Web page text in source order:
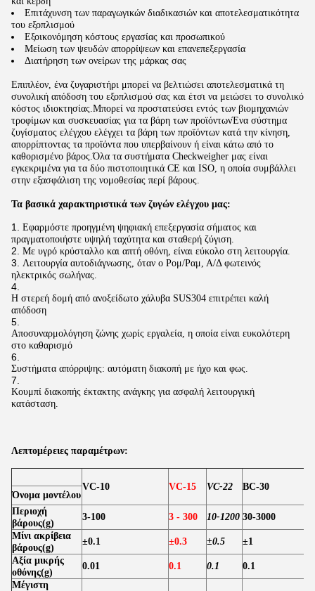
Επιτάχυνση των παραγωγικών διαδικασιών και αποτελεσματικότητα
του εξοπλισμού
Εξοικονόμηση κόστους εργασίας και προσωπικού
Μείωση των ψευδών απορρίψεων και επανεπεξεργασία
Διατήρηση των ονείρων της μάρκας σας
Επιπλέον, ένα ζυγαριστήρι μπορεί να βελτιώσει αποτελεσματικά τη
συνολική απόδοση του εξοπλισμού σας και έτσι να μειώσει το συνολικό
κόστος ιδιοκτησίας.Μπορεί να προστατεύσει εντός των βιομηχανιών
τροφίμων και συσκευασίας για τα βάρη των προϊόντωνΈνα σύστημα
ζυγίσματος ελέγχου ελέγχει τα βάρη των προϊόντων κατά την κίνηση,
απορρίπτοντας τα προϊόντα που υπερβαίνουν ή είναι κάτω από το
καθορισμένο βάρος.Όλα τα συστήματα Checkweigher μας είναι
εγκεκριμένα για τα δύο πιστοποιητικά CE και ISO, η οποία συμβάλλει
στην εξασφάλιση της νομοθεσίας περί βάρους.
Τα βασικά χαρακτηριστικά των ζυγών ελέγχου μας:
Εφαρμόστε προηγμένη ψηφιακή επεξεργασία σήματος και
πραγματοποιήστε υψηλή ταχύτητα και σταθερή ζύγιση.
Με υγρό κρύσταλλο και απτή οθόνη, είναι εύκολο στη λειτουργία.
Λειτουργία αυτοδιάγνωσης, όταν ο Ρομ/Ραμ, Α/Δ φωτεινός
ηλεκτρικός σωλήνας.
Η στερεή δομή από ανοξείδωτο χάλυβα SUS304 επιτρέπει καλή
απόδοση
Αποσυναρμολόγηση ζώνης χωρίς εργαλεία, η οποία είναι ευκολότερη
στο καθαρισμό
Συστήματα απόρριψης: αυτόματη διακοπή με ήχο και φως.
Κουμπί διακοπής έκτακτης ανάγκης για ασφαλή λειτουργική
κατάσταση.
Λεπτομέρειες παραμέτρων:
VC-10 VC-15 VC-22 ΒC-30
Όνομα μοντέλου
Περιοχή
βάρους(g)
3-100 3 - 300 10-1200 30-3000
Μίνι ακρίβεια
βάρους(g)
±0.1 ±0.3 ±0.5 ±1
Αξία μικρής
οθόνης(g)
0.01 0.1 0.1 0.1
Μέγιστη